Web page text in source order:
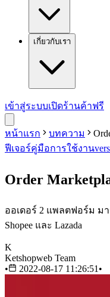
เกี่ยวกับเรา
เข้าสู่ระบบเปิดร้านค้าฟรี
หน้าแรก บทความ
ฟีเจอร์คู่มือการใช้งาน
Order
ออเดอร์ 2 แพลตฟอร์ม มา
Shopee และ Lazada
K
Ketshopweb Team
•
2022-08-17 11:26:51 •